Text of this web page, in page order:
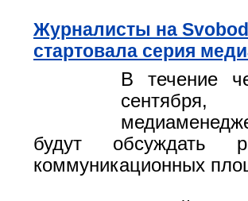
Журналисты на
стартовала серия
В течение
будут
коммуникационных